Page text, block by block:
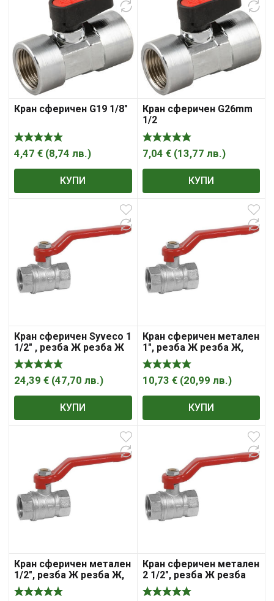
Кран сферичен G19 1/8″
4,47 € (8,74 лв.)
КУПИ
Кран сферичен G26mm
1/2
7,04 € (13,77 лв.)
КУПИ
Кран сферичен Syveco 1
1/2″ , резба Ж резба Ж
24,39 € (47,70 лв.)
КУПИ
Кран сферичен метален
1″, резба Ж резба Ж,
Sferaco , „Syveco“
10,73 € (20,99 лв.)
КУПИ
Кран сферичен метален
1/2″, резба Ж резба Ж,
Sferaco , „Syveco“
Кран сферичен метален
2 1/2″, резба Ж резба
Ж, Sferaco , „Syveco“